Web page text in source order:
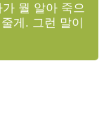
뭘 알아 죽으
게. 그런 말이